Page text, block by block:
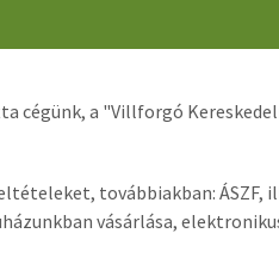
cégünk, a "Villforgó
továbbiakban:
vásárlása,